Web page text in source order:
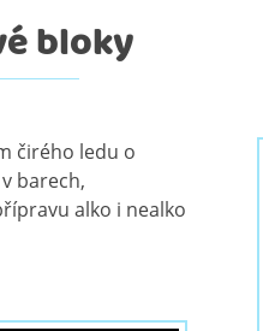
bloky
čirého ledu o
barech,
alko i nealko